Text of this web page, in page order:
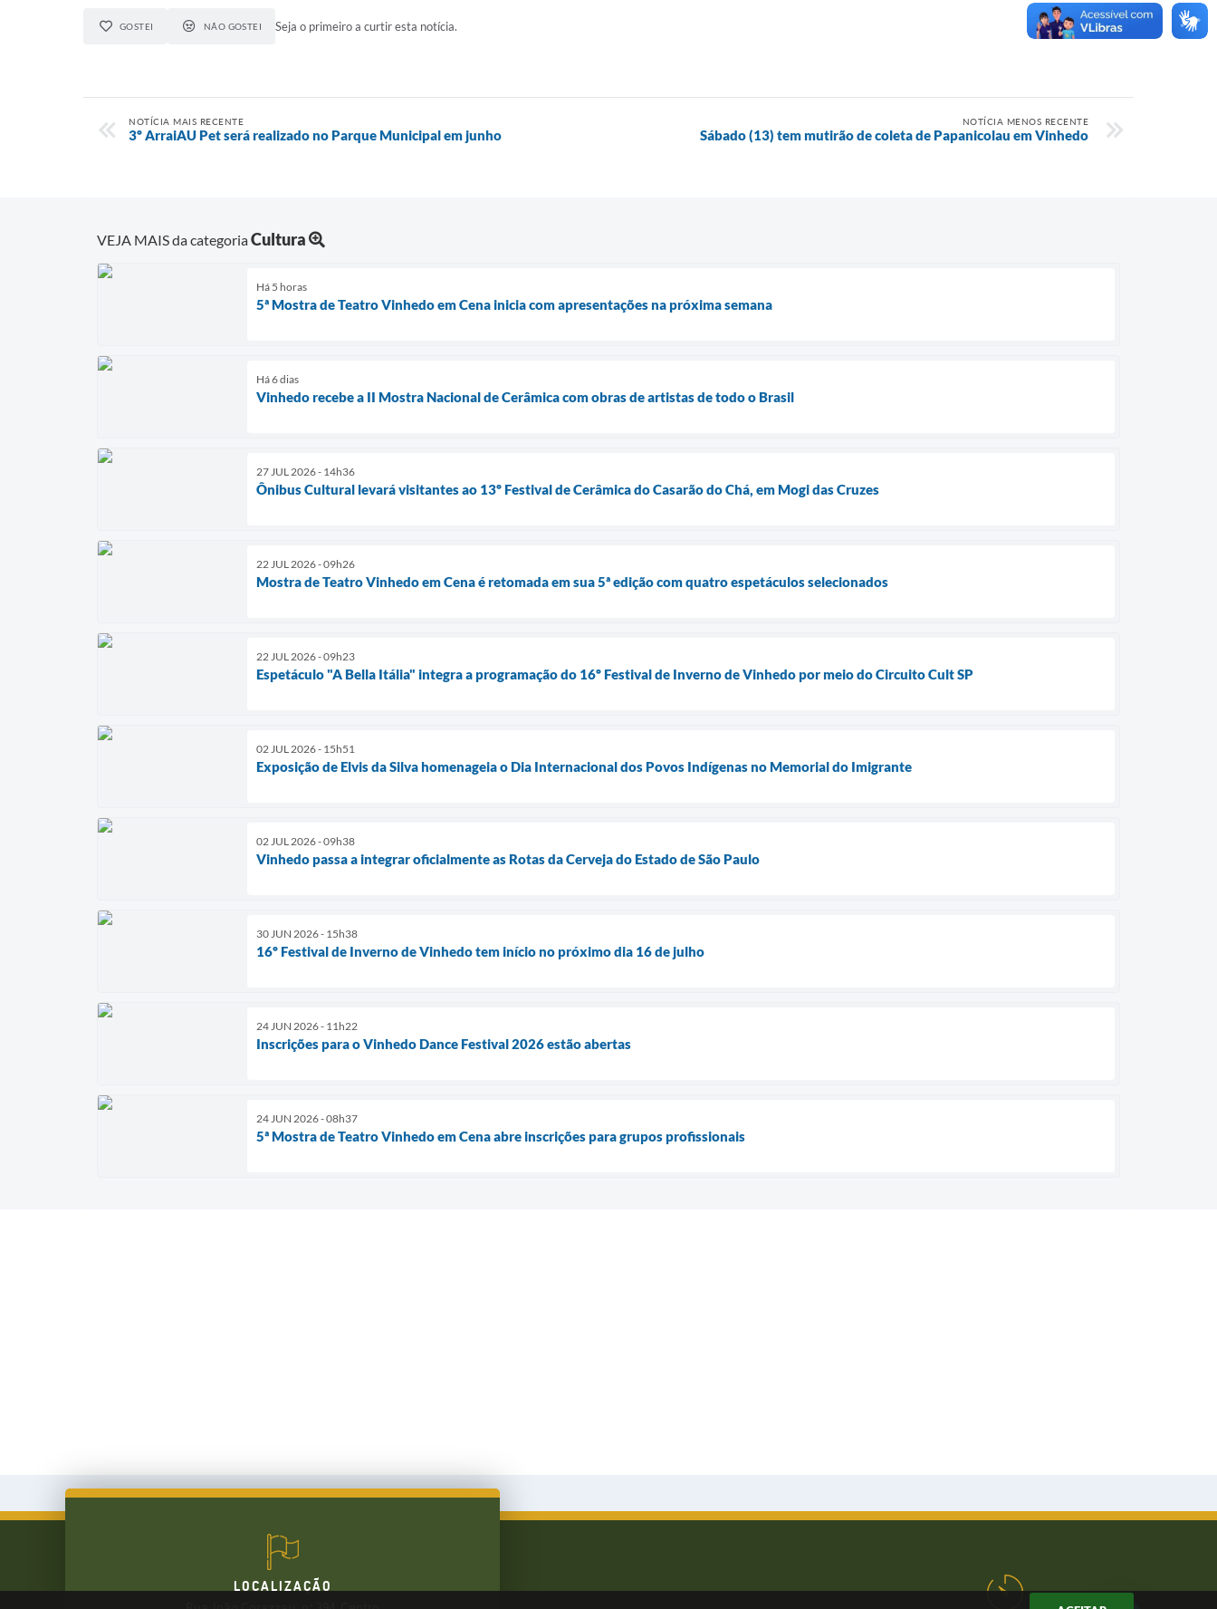
GOSTEI NÃO GOSTEI Seja o primeiro a curtir esta notícia.
NOTÍCIA MAIS RECENTE
3º ArraiAU Pet será realizado no Parque Municipal em junho
NOTÍCIA MENOS RECENTE
Sábado (13) tem mutirão de coleta de Papanicolau em Vinhedo
VEJA MAIS da categoriaCultura
Há 5 horas
5ª Mostra de Teatro Vinhedo em Cena inicia com apresentações na próxima semana
Há 6 dias
Vinhedo recebe a II Mostra Nacional de Cerâmica com obras de artistas de todo o Brasil
27 JUL 2026 - 14h36
Ônibus Cultural levará visitantes ao 13º Festival de Cerâmica do Casarão do Chá, em Mogi das Cruzes
22 JUL 2026 - 09h26
Mostra de Teatro Vinhedo em Cena é retomada em sua 5ª edição com quatro espetáculos selecionados
22 JUL 2026 - 09h23
Espetáculo "A Bella Itália" integra a programação do 16º Festival de Inverno de Vinhedo por meio do Circuito Cult SP
02 JUL 2026 - 15h51
Exposição de Elvis da Silva homenageia o Dia Internacional dos Povos Indígenas no Memorial do Imigrante
02 JUL 2026 - 09h38
Vinhedo passa a integrar oficialmente as Rotas da Cerveja do Estado de São Paulo
30 JUN 2026 - 15h38
16º Festival de Inverno de Vinhedo tem início no próximo dia 16 de julho
24 JUN 2026 - 11h22
Inscrições para o Vinhedo Dance Festival 2026 estão abertas
24 JUN 2026 - 08h37
5ª Mostra de Teatro Vinhedo em Cena abre inscrições para grupos profissionais
LOCALIZAÇÃO